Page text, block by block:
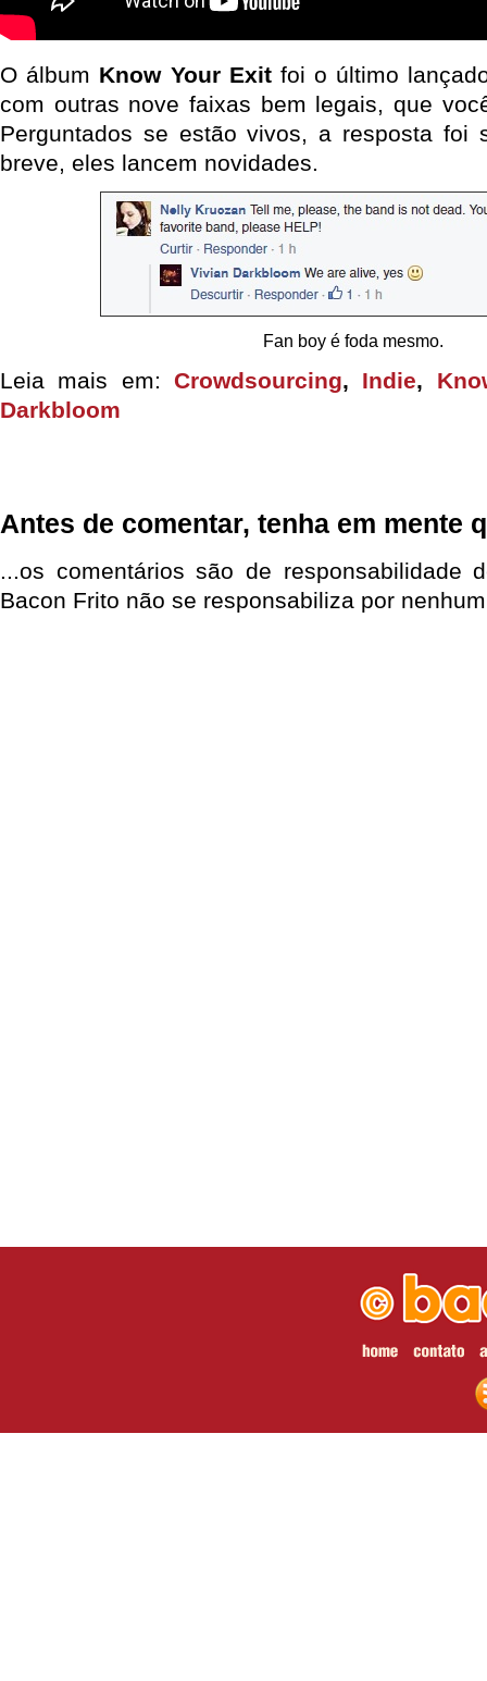
O álbum Know Your Exitfoi o último
com outras nove faixas bem legais, que
Perguntados se estão vivos, a resposta foi
breve, eles lancem novidades.
Fan boy é foda mesmo.
Leia mais em:Crowdsourcing, Indie,
Darkbloom
Antes de comentar, tenha em mente
...os comentários são de responsabilidade
Bacon Frito não se responsabiliza por